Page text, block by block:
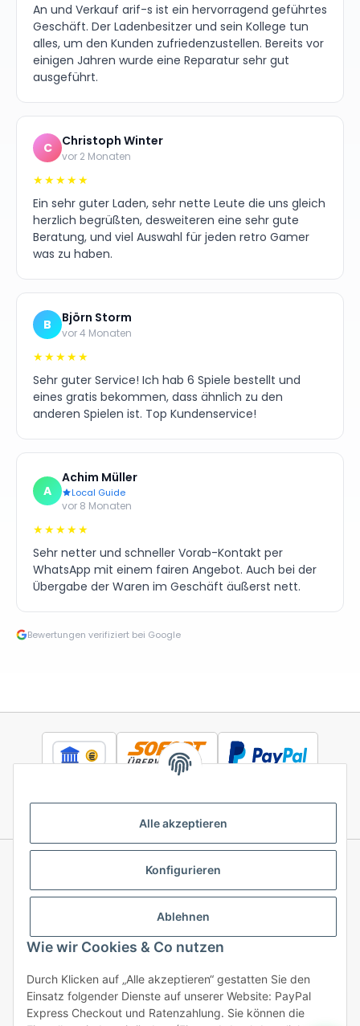
Alle akzeptieren
Konfigurieren
Ablehnen
Wie wir Cookies & Co nutzen
Durch Klicken auf „Alle akzeptieren“ gestatten Sie den
Einsatz folgender Dienste auf unserer Website: PayPal
Express Checkout und Ratenzahlung. Sie können die
An und Verkauf arif-s ist ein hervorragend geführtes
Geschäft. Der Ladenbesitzer und sein Kollege tun
alles, um den Kunden zufriedenzustellen. Bereits vor
einigen Jahren wurde eine Reparatur sehr gut
ausgeführt.
C Christoph Winter
vor 2 Monaten
★★★★★
Ein sehr guter Laden, sehr nette Leute die uns gleich
herzlich begrüßten, desweiteren eine sehr gute
Beratung, und viel Auswahl für jeden retro Gamer
was zu haben.
B Björn Storm
vor 4 Monaten
★★★★★
Sehr guter Service! Ich hab 6 Spiele bestellt und
eines gratis bekommen, dass ähnlich zu den
anderen Spielen ist. Top Kundenservice!
A
Achim Müller
Local Guide
vor 8 Monaten
★★★★★
Sehr netter und schneller Vorab-Kontakt per
WhatsApp mit einem fairen Angebot. Auch bei der
Übergabe der Waren im Geschäft äußerst nett.
Bewertungen verifiziert bei Google
Informationen
Gesetzliche Informationen
Vertrag widerrufen